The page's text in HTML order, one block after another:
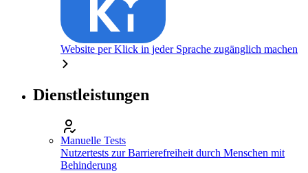
Website per Klick in jeder Sprache zugänglich machen
Dienstleistungen
Manuelle Tests
Nutzertests zur Barrierefreiheit durch Menschen mit
Behinderung